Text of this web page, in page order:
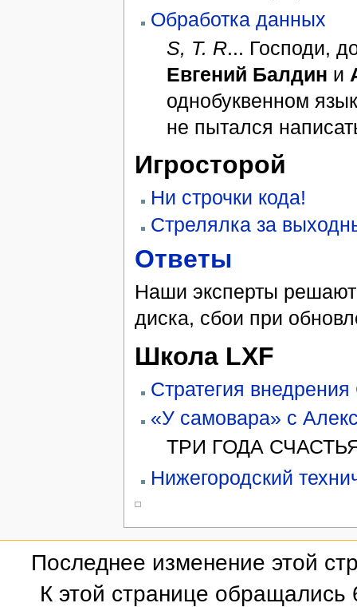
Обработка данных
S, T. R... Господи,
Евгений Балдин и
однобуквенном
не пытался
Игросторой
Ни строчки кода!
Стрелялка за
Ответы
Наши эксперты
диска, сбои при
Школа LXF
Стратегия
«У самовара» с
ТРИ ГОДА
Нижегородский
Последнее изменение этой
К этой странице обращались